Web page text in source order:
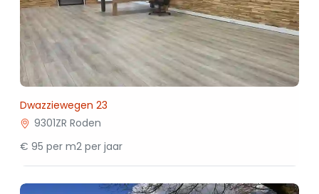
Dwazziewegen 23
9301ZR Roden
€ 95 per m2 per jaar